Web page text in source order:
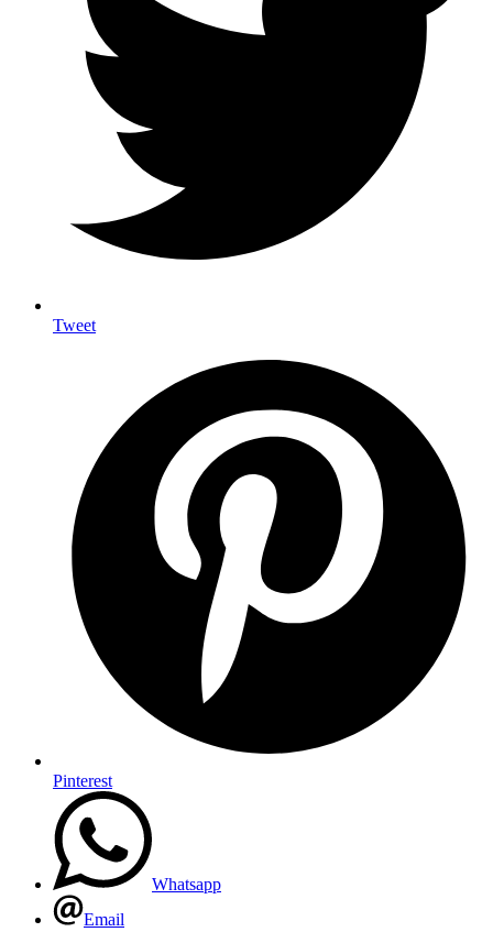
Tweet
Pinterest
Whatsapp
Email